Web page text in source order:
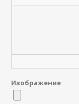
Изображение